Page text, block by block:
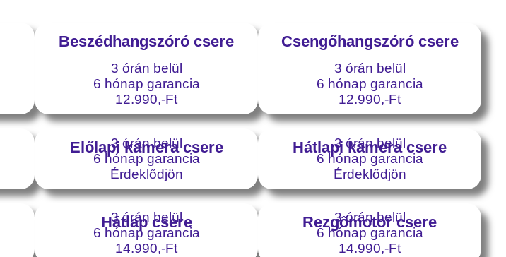
Beszédhangszóró csere
3 órán belül
6 hónap garancia
12.990,-Ft
Csengőhangszóró csere
3 órán belül
6 hónap garancia
12.990,-Ft
Előlapi kamera csere
3 órán belül
6 hónap garancia
Érdeklődjön
Hátlapi kamera csere
3 órán belül
6 hónap garancia
Érdeklődjön
Hátlap csere
3 órán belül
6 hónap garancia
14.990,-Ft
Rezgőmotor csere
3 órán belül
6 hónap garancia
14.990,-Ft